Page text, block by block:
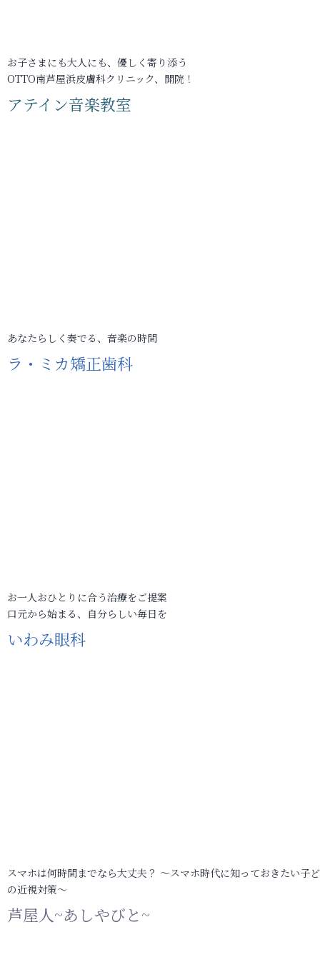
お子さまにも大人にも、優しく寄り添う
OTTO南芦屋浜皮膚科クリニック、開院！
アテイン音楽教室
あなたらしく奏でる、音楽の時間
ラ・ミカ矯正歯科
お一人おひとりに合う治療をご提案
口元から始まる、自分らしい毎日を
いわみ眼科
スマホは何時間までなら大丈夫？ ～スマホ時代に知っておきたい子
の近視対策～
芦屋人~あしやびと~